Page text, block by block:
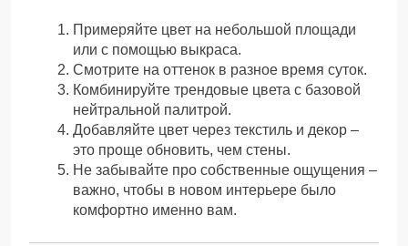
Примеряйте цвет на небольшой площади
или с помощью выкраса.
Смотрите на оттенок в разное время суток.
Комбинируйте трендовые цвета с базовой
нейтральной палитрой.
Добавляйте цвет через текстиль и декор –
это проще обновить, чем стены.
Не забывайте про собственные ощущения –
важно, чтобы в новом интерьере было
комфортно именно вам.